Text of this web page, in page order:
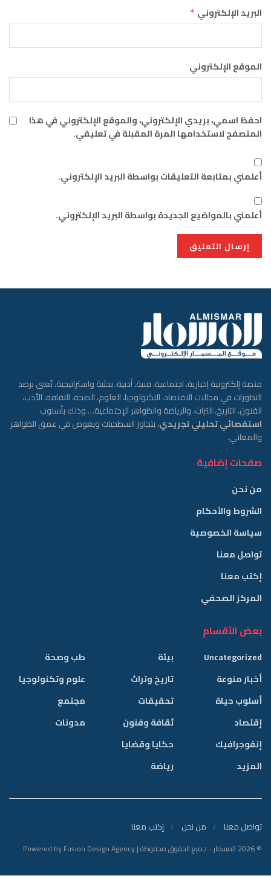
البريد الإلكتروني *
الموقع الإلكتروني
احفظ اسمي، بريدي الإلكتروني، والموقع الإلكتروني في هذا
المتصفح لاستخدامها المرة المقبلة في تعليقي.
أعلمني بمتابعة التعليقات بواسطة البريد الإلكتروني.
أعلمني بالمواضيع الجديدة بواسطة البريد الإلكتروني.
منصة إلكترونية إخبارية، اجتماعية، فنية، أدبية، بحثية واستراتيجية، تُعنى برصد
التطورات في مجالات الاقتصاد، التكنولوجيا، العلوم، الصحة، الثقافة، الأدب،
الفنون، التاريخ، التراث، والرياضة والظواهر الإجتماعية… وذلك بأسلوب
استقصائي تحليلي تجريدي، يتجاوز السطحيات ويغوص في عمق الظواهر
والمعاني.
صفحات إضافية
من نحن
الشروط والأحكام
سياسة الخصوصية
تواصل معنا
إكتب معنا
المركز الصحفي
بعض الأقسام
Uncategorized
أخبار منوعة
أسلوب حياة
إقتصاد
إنفوجرافيك
المزيد
بيئة
تاريخ وتراث
تحقيقات
ثقافة وفنون
حكايا وقضايا
رياضة
طب وصحة
علوم وتكنولوجيا
مجتمع
مدونات
تواصل معنا من نحن إكتب معنا